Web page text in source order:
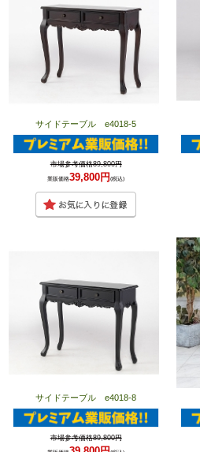
サイドテーブル e4018-5
市場参考価格89,800円
業販価格39,800円(税込)
サイドテーブル e4018-8
市場参考価格89,800円